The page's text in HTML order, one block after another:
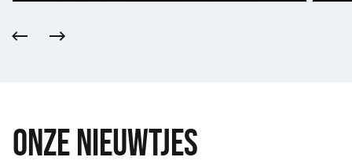
Volgende
ONZE NIEUWTJES